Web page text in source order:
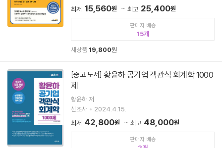
최저 15,560원 최고 25,400원
판매자 배송
15
새상품 19,800원
[중고 도서] 황윤하 공기업 객관식 회계학 1000
제
황윤하 저
신조사
2024.4.15.
최저 42,800원 최고 48,000원
판매자 배송